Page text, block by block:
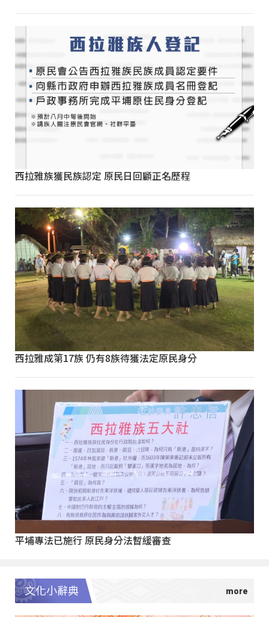
西拉雅族獲民族認定 原民日回顧正名歷程
西拉雅成第17族 仍有8族待獲法定原民身分
平埔專法已施行 原民身分法暫緩審查
文化小辭典